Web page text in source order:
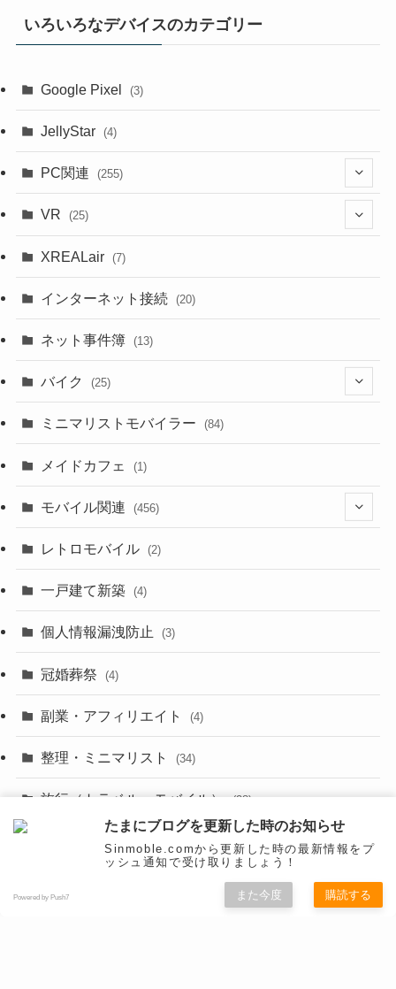
いろいろなデバイスのカテゴリー
Google Pixel (3)
JellyStar (4)
PC関連 (255)
(9)
(18)
(2)
(10)
(18)
(19)
(6)
(8)
(9)
(11)
VR (25)
(18)
(13)
XREALair (7)
インターネット接続 (20)
ネット事件簿 (13)
バイク (25)
(8)
(23)
ミニマリストモバイラー (84)
メイドカフェ (1)
モバイル関連 (456)
(7)
(29)
(3)
(3)
(56)
レトロモバイル (2)
一戸建て新築 (4)
個人情報漏洩防止 (3)
冠婚葬祭 (4)
副業・アフィリエイト (4)
整理・ミニマリスト (34)
旅行（トラベル・モバイル） (28)
たまにブログを更新した時のお知らせ
Sinmoble.comから更新した時の最新情報をプ
ッシュ通知で受け取りましょう！
Powered by Push7 また今度 購読する